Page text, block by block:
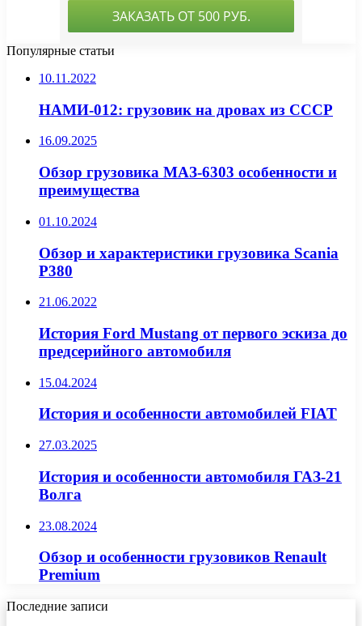
Популярные статьи
10.11.2022
НАМИ-012: грузовик на дровах из СССР
16.09.2025
Обзор грузовика МАЗ-6303 особенности и
преимущества
01.10.2024
Обзор и характеристики грузовика Scania
P380
21.06.2022
История Ford Mustang от первого эскиза до
предсерийного автомобиля
15.04.2024
История и особенности автомобилей FIAT
27.03.2025
История и особенности автомобиля ГАЗ-21
Волга
23.08.2024
Обзор и особенности грузовиков Renault
Premium
Последние записи